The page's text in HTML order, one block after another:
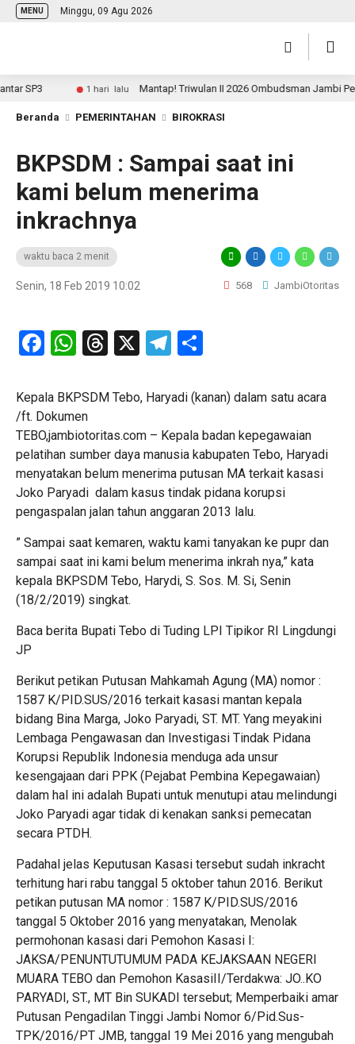
MENU Minggu, 09 Agu 2026
SP3 1 hari lalu Mantap! Triwulan II 2026 Ombudsman Jambi
Beranda PEMERINTAHAN BIROKRASI
BKPSDM : Sampai saat ini
kami belum menerima
inkrachnya
waktu baca 2 menit
Senin, 18 Feb 2019 10:02 568 JambiOtoritas
Facebook
WhatsApp
Threads
X Telegram
Kepala BKPSDM Tebo, Haryadi (kanan) dalam satu acara
/ft. Dokumen
TEBO,jambiotoritas.com – Kepala badan kepegawaian
pelatihan sumber daya manusia kabupaten Tebo, Haryadi
menyatakan belum menerima putusan MA terkait kasasi
Joko Paryadi dalam kasus tindak pidana korupsi
pengaspalan jalan tahun anggaran 2013 lalu.
” Sampai saat kemaren, waktu kami tanyakan ke pupr dan
sampai saat ini kami belum menerima inkrah nya,” kata
kepala BKPSDM Tebo, Harydi, S. Sos. M. Si, Senin
(18/2/2019) singkat.
Baca berita Bupati Tebo di Tuding LPI Tipikor RI Lingdungi
JP
Berikut petikan Putusan Mahkamah Agung (MA) nomor :
1587 K/PID.SUS/2016 terkait kasasi mantan kepala
bidang Bina Marga, Joko Paryadi, ST. MT. Yang meyakini
Lembaga Pengawasan dan Investigasi Tindak Pidana
Korupsi Republik Indonesia menduga ada unsur
kesengajaan dari PPK (Pejabat Pembina Kepegawaian)
dalam hal ini adalah Bupati untuk menutupi atau melindungi
Joko Paryadi agar tidak di kenakan sanksi pemecatan
secara PTDH.
Padahal jelas Keputusan Kasasi tersebut sudah inkracht
terhitung hari rabu tanggal 5 oktober tahun 2016. Berikut
petikan putusan MA nomor : 1587 K/PID.SUS/2016
tanggal 5 Oktober 2016 yang menyatakan, Menolak
permohonan kasasi dari Pemohon Kasasi I:
JAKSA/PENUNTUTUMUM PADA KEJAKSAAN NEGERI
MUARA TEBO dan Pemohon KasasiII/Terdakwa: JO..KO
PARYADI, ST., MT Bin SUKADI tersebut; Memperbaiki amar
Putusan Pengadilan Tinggi Jambi Nomor 6/Pid.Sus-
TPK/2016/PT JMB, tanggal 19 Mei 2016 yang mengubah